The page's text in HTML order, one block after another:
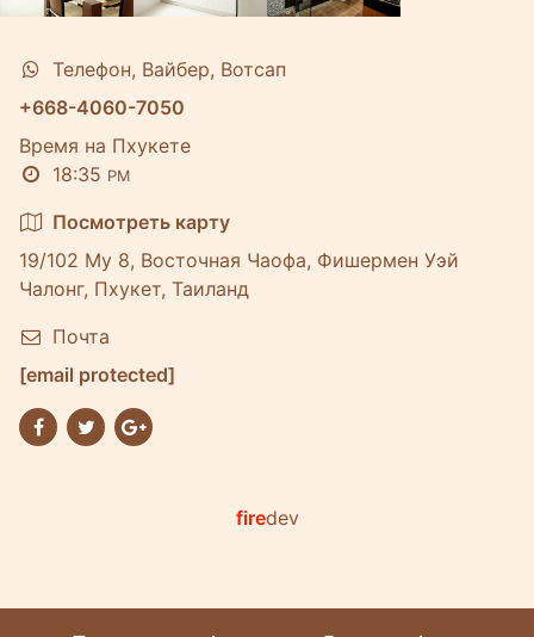
Телефон, Вайбер, Вотсап
+668-4060-7050
Время на Пхукете
18:35 PM
Посмотреть карту
19/102 Му 8, Восточная Чаофа, Фишермен Уэй
Чалонг, Пхукет, Таиланд
Почта
[email protected]
firedev